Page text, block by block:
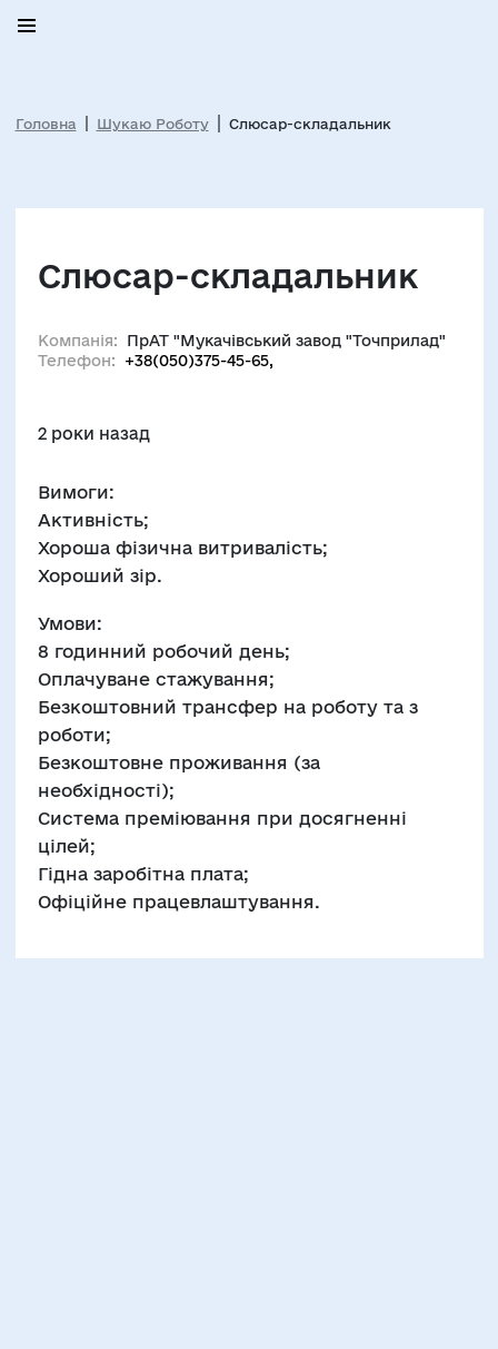
Головна Шукаю Роботу Слюсар-складальник
Слюсар-складальник
Компанія:
ПрАТ "Мукачівський завод "Точприлад"
Телефон:
+38(050)375-45-65,
2 роки назад
Вимоги:
Активність;
Хороша фізична витривалість;
Хороший зір.
Умови:
8 годинний робочий день;
Оплачуване стажування;
Безкоштовний трансфер на роботу та з
роботи;
Безкоштовне проживання (за
необхідності);
Система преміювання при досягненні
цілей;
Гідна заробітна плата;
Офіційне працевлаштування.